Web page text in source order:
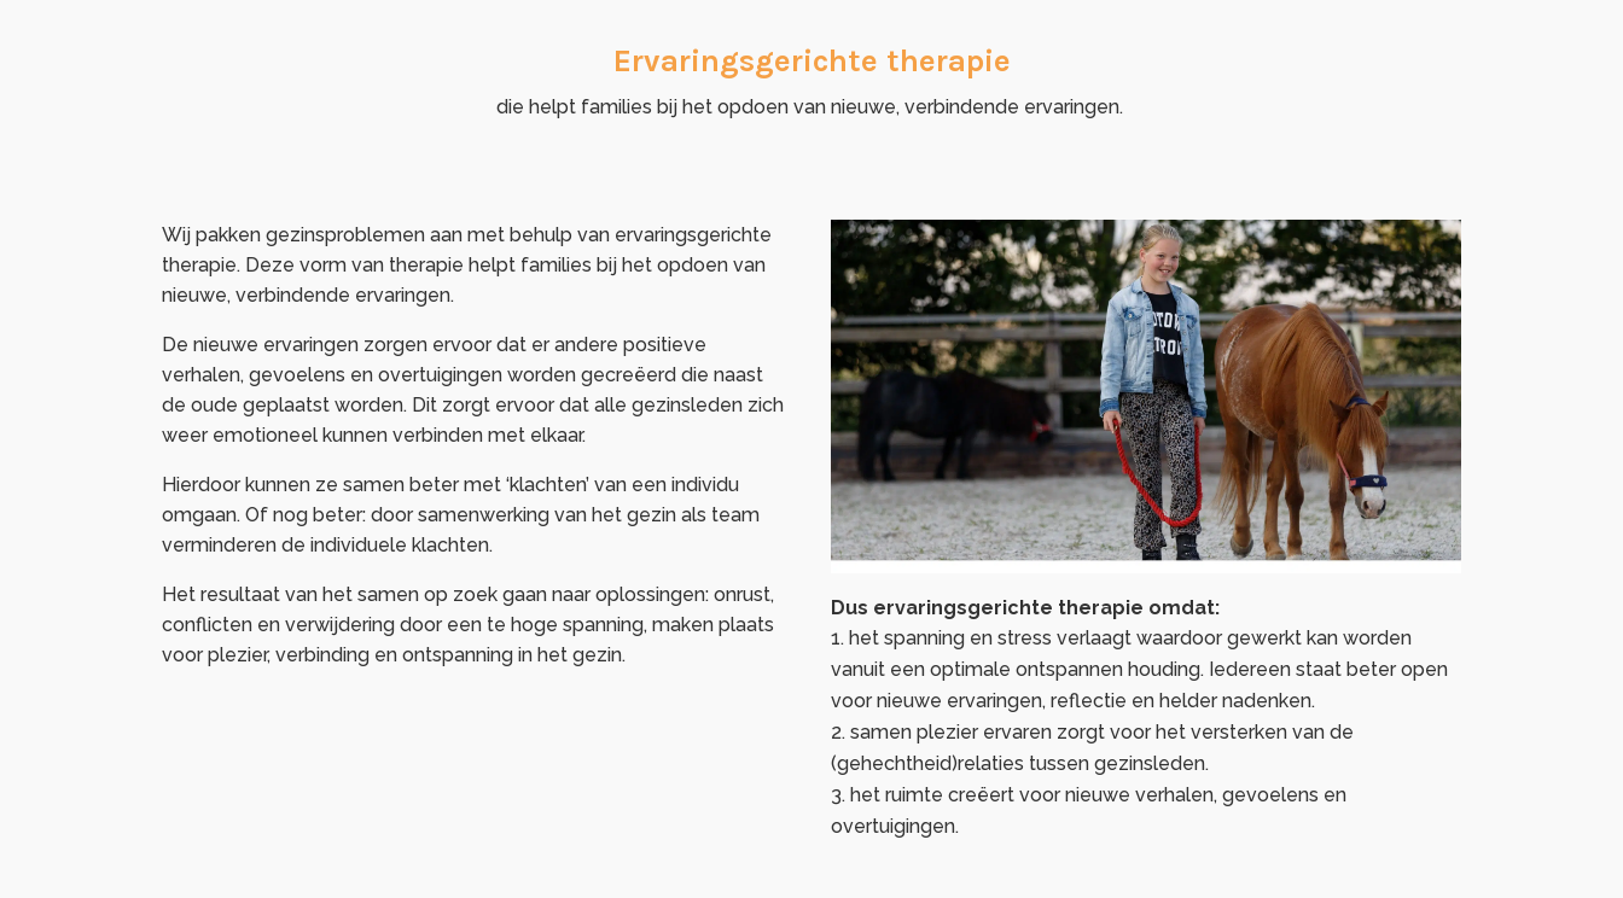
Ervaringsgerichte therapie
die helpt families bij het opdoen van nieuwe, verbindende ervaringen.
Wij pakken gezinsproblemen aan met behulp van ervaringsgerichte
therapie. Deze vorm van therapie helpt families bij het opdoen van
nieuwe, verbindende ervaringen.
De nieuwe ervaringen zorgen ervoor dat er andere positieve
verhalen, gevoelens en overtuigingen worden gecreëerd die naast
de oude geplaatst worden. Dit zorgt ervoor dat alle gezinsleden zich
weer emotioneel kunnen verbinden met elkaar.
Hierdoor kunnen ze samen beter met ‘klachten’ van een individu
omgaan. Of nog beter: door samenwerking van het gezin als team
verminderen de individuele klachten.
Het resultaat van het samen op zoek gaan naar oplossingen: onrust,
conflicten en verwijdering door een te hoge spanning, maken plaats
voor plezier, verbinding en ontspanning in het gezin.
Dus ervaringsgerichte therapie omdat:
het spanning en stress verlaagt waardoor gewerkt kan worden
vanuit een optimale ontspannen houding. Iedereen staat beter open
voor nieuwe ervaringen, reflectie en helder nadenken.
samen plezier ervaren zorgt voor het versterken van de
(gehechtheid)relaties tussen gezinsleden.
het ruimte creëert voor nieuwe verhalen, gevoelens en
overtuigingen.